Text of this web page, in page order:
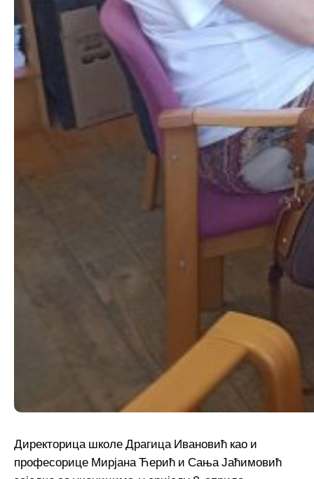
Директорица школе Драгица Ивановић као и
професорице Мирјана Ћерић и Сања Јаћимовић